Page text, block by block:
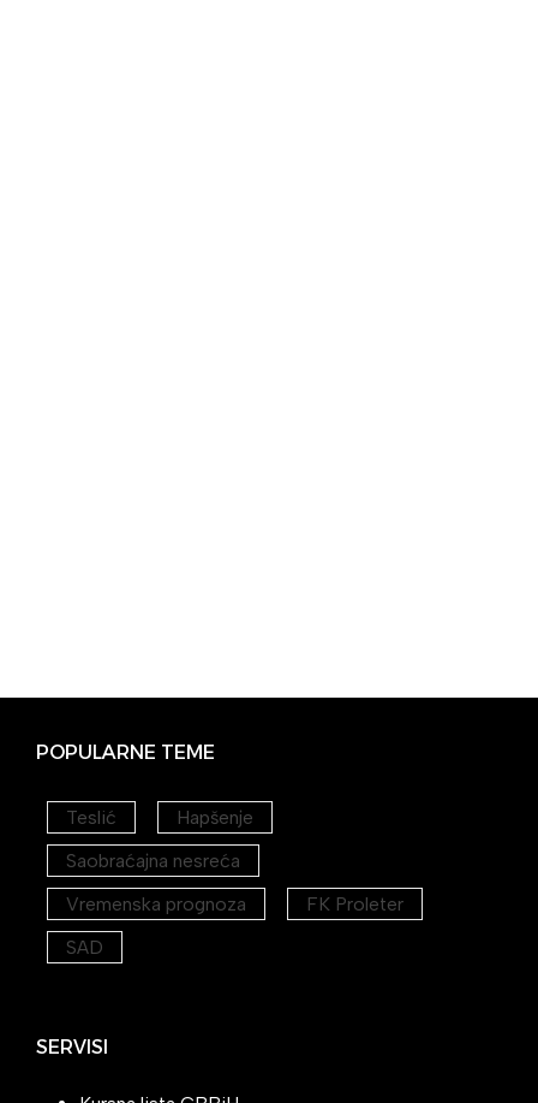
POPULARNE TEME
Teslić
Hapšenje
Saobraćajna nesreća
Vremenska prognoza
FK Proleter
SAD
SERVISI